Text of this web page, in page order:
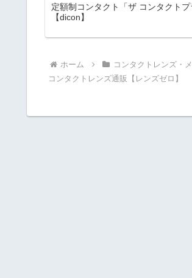
定額制コンタクト「ザ コンタクト
【dicon】
ホーム コンタクトレンズ・
コンタクトレンズ通販【レンズゼロ】